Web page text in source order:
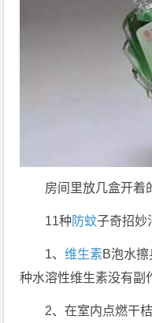
房间里放几盒开着
11种 防蚊子奇招妙
1、维生素B泡水
种水溶性维生素没有副
2、在室内点燃干